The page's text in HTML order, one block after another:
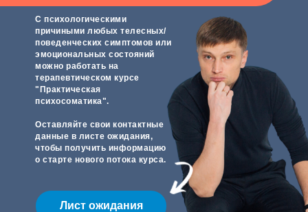
Лист ожидания
С психологическими
причиными любых телесных/
поведенческих симптомов или
эмоциональных состояний
можно работать на
терапевтическом курсе
"Практическая
психосоматика".
Оставляйте свои контактные
данные в листе ожидания,
чтобы получить информацию
о старте нового потока курса.